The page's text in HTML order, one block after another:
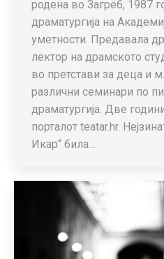
родена во Загреб, 1987
драматургија на
уметности. Предавала
лектор на драмското
во претстави за деца и
различни семинари по
драматургија. Две
порталот teatar.hr.
Икар“ била…